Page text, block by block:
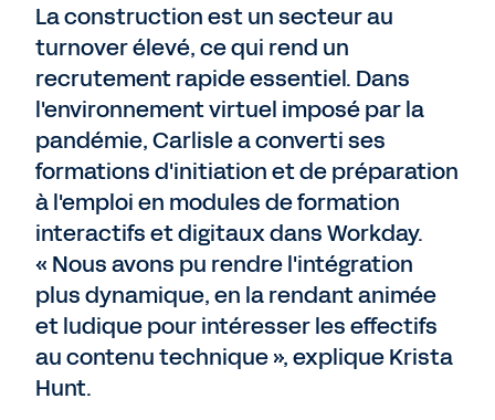
La construction est un secteur au
turnover élevé, ce qui rend un
recrutement rapide essentiel. Dans
l'environnement virtuel imposé par la
pandémie, Carlisle a converti ses
formations d'initiation et de préparation
à l'emploi en modules de formation
interactifs et digitaux dans Workday.
« Nous avons pu rendre l'intégration
plus dynamique, en la rendant animée
et ludique pour intéresser les effectifs
au contenu technique », explique Krista
Hunt.